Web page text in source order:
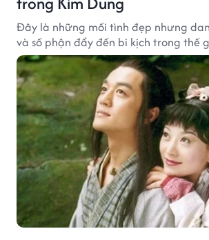
Đây là những mối tình đẹp nhưng
và số phận đẩy đến bi kịch trong thế